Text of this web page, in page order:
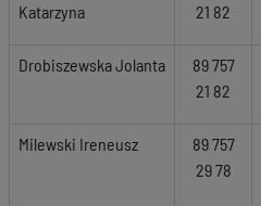
Katarzyna
21 82
Drobiszewska Jolanta
89 757
21 82
Milewski Ireneusz
89 757
29 78